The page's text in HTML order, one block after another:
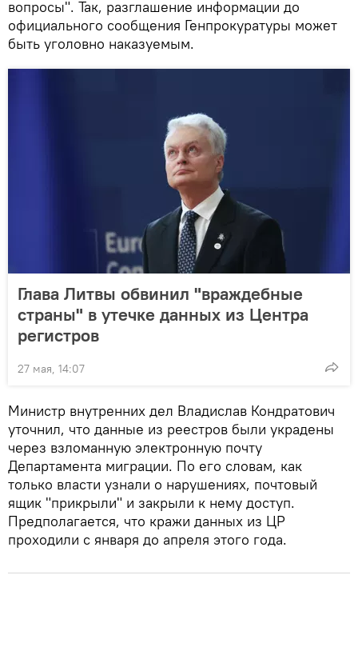
вопросы". Так, разглашение информации до
официального сообщения Генпрокуратуры может
быть уголовно наказуемым.
Глава Литвы обвинил "враждебные
страны" в утечке данных из Центра
регистров
27 мая, 14:07
Министр внутренних дел Владислав Кондратович
уточнил, что данные из реестров были украдены
через взломанную электронную почту
Департамента миграции. По его словам, как
только власти узнали о нарушениях, почтовый
ящик "прикрыли" и закрыли к нему доступ.
Предполагается, что кражи данных из ЦР
проходили с января до апреля этого года.